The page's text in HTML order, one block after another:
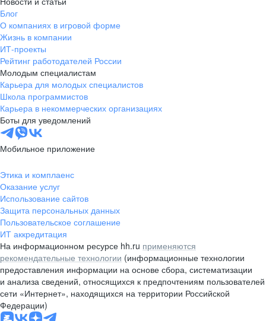
Блог
О компаниях в игровой форме
Жизнь в компании
ИТ-проекты
Рейтинг работодателей России
Молодым специалистам
Карьера для молодых специалистов
Школа программистов
Карьера в некоммерческих организациях
Боты для уведомлений
Мобильное приложение
Этика и комплаенс
Оказание услуг
Использование сайтов
Защита персональных данных
Пользовательское соглашение
ИТ аккредитация
На информационном ресурсе hh.ru применяются
рекомендательные технологии (информационные технологии
предоставления информации на основе сбора, систематизации
и анализа сведений, относящихся к предпочтениям пользователей
сети «Интернет», находящихся на территории Российской
Федерации)